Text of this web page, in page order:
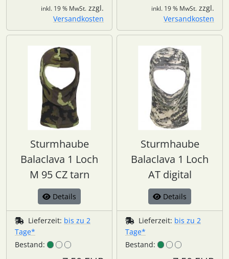
inkl. 19 % MwSt. zzgl.
Versandkosten
inkl. 19 % MwSt. zzgl.
Versandkosten
Sturmhaube
Balaclava 1 Loch
M 95 CZ tarn
Details
Lieferzeit: bis zu 2
Tage*
Bestand:
Sturmhaube
Balaclava 1 Loch
AT digital
Details
Lieferzeit: bis zu 2
Tage*
Bestand: